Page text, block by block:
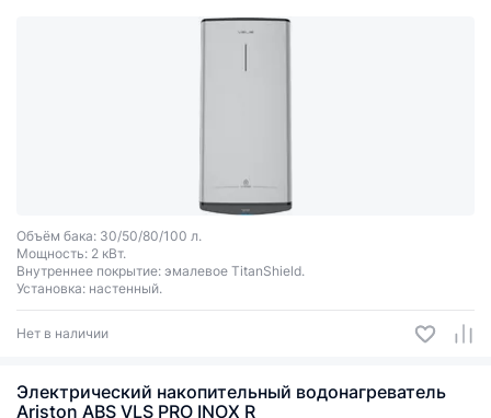
Объём бака: 30/50/80/100 л.
Мощность: 2 кВт.
Внутреннее покрытие: эмалевое TitanShield.
Установка: настенный.
Нет в наличии
Электрический накопительный водонагреватель
Ariston ABS VLS PRO INOX R